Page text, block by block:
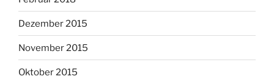
Dezember 2015
November 2015
Oktober 2015